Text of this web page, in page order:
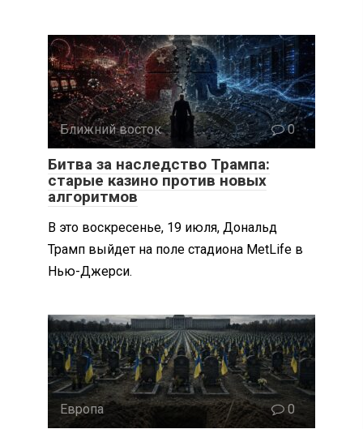
Ближний восток 0
Битва за наследство Трампа:
старые казино против новых
алгоритмов
В это воскресенье, 19 июля, Дональд
Трамп выйдет на поле стадиона MetLife в
Нью-Джерси.
Европа 0